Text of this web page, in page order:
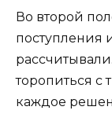
Во второй
поступления
торопиться с
каждое